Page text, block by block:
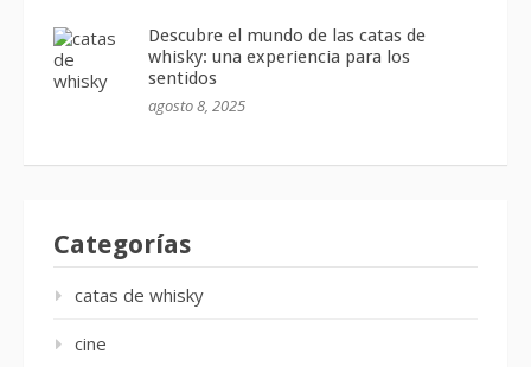
Descubre el mundo de las catas de
whisky: una experiencia para los
sentidos
agosto 8, 2025
Categorías
catas de whisky
cine